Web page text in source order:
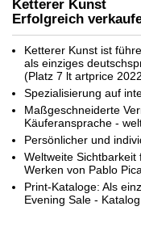
Auktion
PABLO
Jeune garçon et
Ergebnis:
Ketterer Kunst
Erfolgreich
Ketterer Kunst ist
als einziges
(Platz 7 lt artprice
Spezialisierung auf
Maßgeschneiderte
Käuferansprache -
Persönlicher und
Weltweite
Werken von Pablo
Print-Kataloge: Als
Evening Sale -